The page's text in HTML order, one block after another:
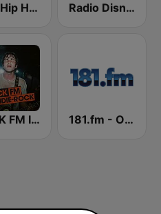
.100 Hip Hop and RNB.FM Radio Disney
ROCK FM INDIE ROCK 181.fm - Old School HipHop/RnB